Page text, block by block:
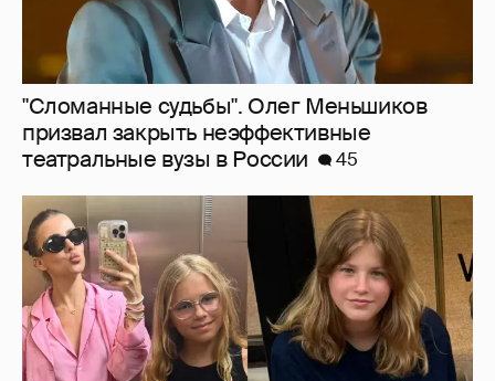
Внучки Светланы и Фёдора Бондарчук
отдыхают в Испании с матерью и братьями
35